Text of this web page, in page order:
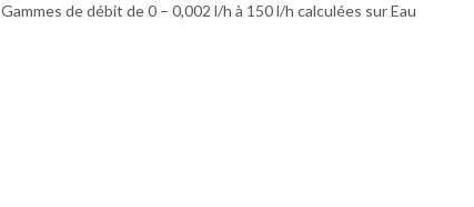
Gammes de débit de 0 – 0,002 l/h à 150 l/h calculées sur Eau